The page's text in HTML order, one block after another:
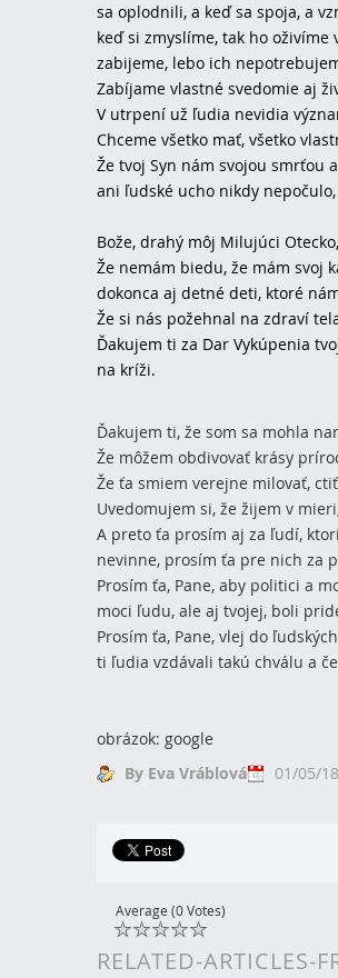
sa oplodnili, a keď sa spoja, a
keď si zmyslíme, tak ho
zabijeme, lebo ich
Zabíjame vlastné svedomie aj
V utrpení už ľudia nevidia
Chceme všetko mať, všetko
Že tvoj Syn nám svojou smrťou
ani ľudské ucho nikdy
Bože, drahý môj Milujúci
Že nemám biedu, že mám svoj
dokonca aj detné deti, ktoré
Že si nás požehnal na zdraví
Ďakujem ti za Dar Vykúpenia
na kríži.
Ďakujem ti, že som sa mohla
Že môžem obdivovať krásy
Že ťa smiem verejne milovať,
Uvedomujem si, že žijem v
A preto ťa prosím aj za ľudí,
nevinne, prosím ťa pre nich za
Prosím ťa, Pane, aby politici a
moci ľudu, ale aj tvojej, boli
Prosím ťa, Pane, vlej do
ti ľudia vzdávali takú chválu a
obrázok: google
By Eva Vráblová
01/05/
Average (0 Votes)
RELATED-ARTICLES-